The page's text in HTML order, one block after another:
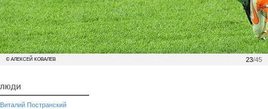
23/45
© АЛЕКСЕЙ КОВАЛЕВ
ЛЮДИ
Виталий Постранский